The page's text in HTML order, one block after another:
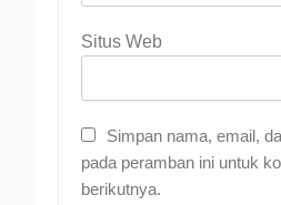
Situs Web
Simpan nama, email,
pada peramban ini untuk
berikutnya.